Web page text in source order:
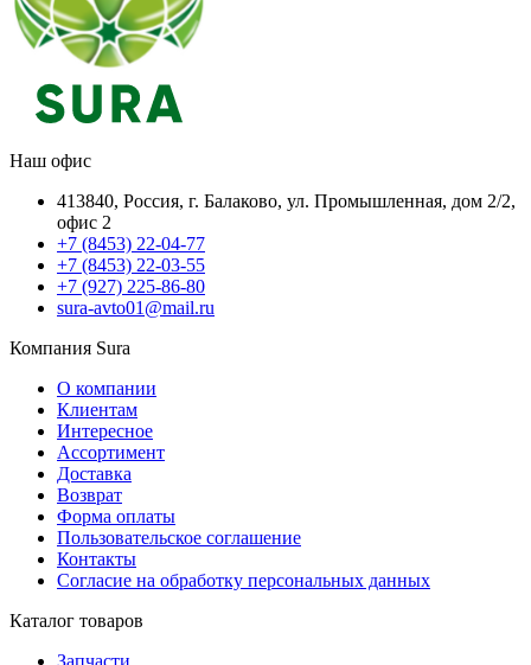
Наш офис
413840, Россия, г. Балаково, ул. Промышленная, дом 2/2,
офис 2
+7 (8453) 22-04-77
+7 (8453) 22-03-55
+7 (927) 225-86-80
sura-avto01@mail.ru
Компания Sura
О компании
Клиентам
Интересное
Ассортимент
Доставка
Возврат
Форма оплаты
Пользовательское соглашение
Контакты
Согласие на обработку персональных данных
Каталог товаров
Запчасти